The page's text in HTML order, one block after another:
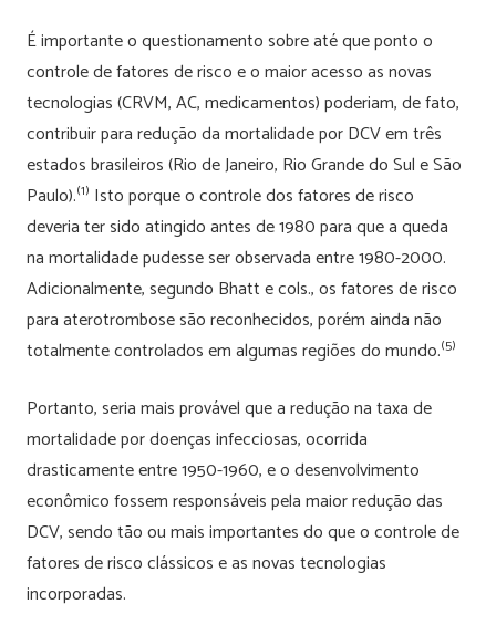
É importante o questionamento sobre até que ponto o
controle de fatores de risco e o maior acesso as novas
tecnologias (CRVM, AC, medicamentos) poderiam, de fato,
contribuir para redução da mortalidade por DCV em três
estados brasileiros (Rio de Janeiro, Rio Grande do Sul e São
Paulo).(1) Isto porque o controle dos fatores de risco
deveria ter sido atingido antes de 1980 para que a queda
na mortalidade pudesse ser observada entre 1980-2000.
Adicionalmente, segundo Bhatt e cols., os fatores de risco
para aterotrombose são reconhecidos, porém ainda não
totalmente controlados em algumas regiões do mundo.(5)
Portanto, seria mais provável que a redução na taxa de
mortalidade por doenças infecciosas, ocorrida
drasticamente entre 1950-1960, e o desenvolvimento
econômico fossem responsáveis pela maior redução das
DCV, sendo tão ou mais importantes do que o controle de
fatores de risco clássicos e as novas tecnologias
incorporadas.